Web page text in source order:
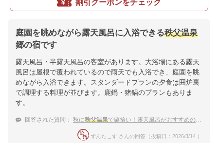
割引クーポンをチェック
庭園を眺めながら露天風呂に入浴できる秩父温泉
郷の宿です
露天風呂・半露天風呂の客室があります。大浴場にある露天
風呂は屋根で覆われているので雨天でも入浴でき、庭園を眺
めながら入浴できます。スタンダードプランの夕食は囲炉裏
で調理する料理が並びます。鹿鍋・猪鍋のプランもありま
す。
回答された質問： 秋に秩父温泉で栗拾い！露天風呂がおすすめの温泉宿は？
ずんたこす さんの回答（投稿日：2026/3/14 ）